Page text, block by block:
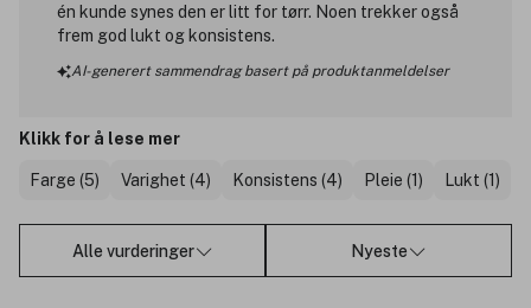
én kunde synes den er litt for tørr. Noen trekker også
frem god lukt og konsistens.
AI-generert sammendrag basert på produktanmeldelser
Klikk for å lese mer
Farge (5) Varighet (4) Konsistens (4) Pleie (1) Lukt (1)
Alle vurderinger Nyeste